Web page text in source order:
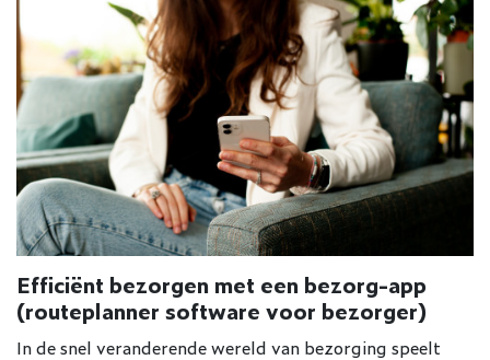
Efficiënt bezorgen met een bezorg-app
(routeplanner software voor bezorger)
In de snel veranderende wereld van bezorging speelt